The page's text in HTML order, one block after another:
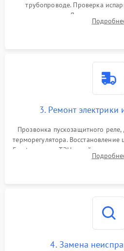
трубопроводе. Проверка
течеискателем. Демонтаж
продувка капиллярной трубки
3. Ремонт электрики
Прозвонка пускозащитного
терморегулятора.
Frost, включая ТЭН оттайки и
платы управления при
4. Замена